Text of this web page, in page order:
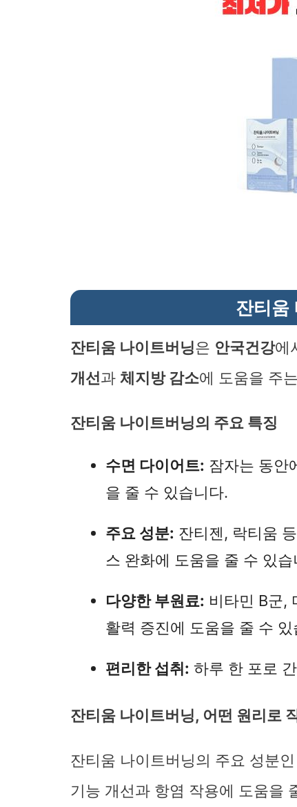
잔티움
잔티움 나이트버닝은 안국건강에
개선과 체지방 감소에 도움을 주
잔티움 나이트버닝의 주요 특징
수면 다이어트: 잠자는 동안
을 줄 수 있습니다.
주요 성분: 잔티젠, 락티움
스 완화에 도움을 줄 수 있습
다양한 부원료: 비타민 B군,
활력 증진에 도움을 줄 수 있
편리한 섭취: 하루 한 포로
잔티움 나이트버닝, 어떤 원리로
잔티움 나이트버닝의 주요 성분인
기능 개선과 항염 작용에 도움을